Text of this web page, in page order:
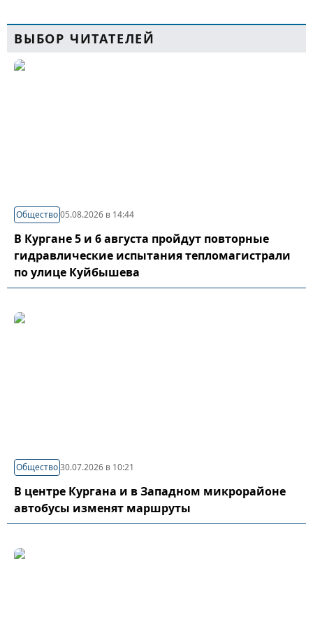
ВЫБОР ЧИТАТЕЛЕЙ
Общество05.08.2026 в 14:44
В Кургане 5 и 6 августа пройдут повторные
гидравлические испытания тепломагистрали
по улице Куйбышева
Общество30.07.2026 в 10:21
В центре Кургана и в Западном микрорайоне
автобусы изменят маршруты